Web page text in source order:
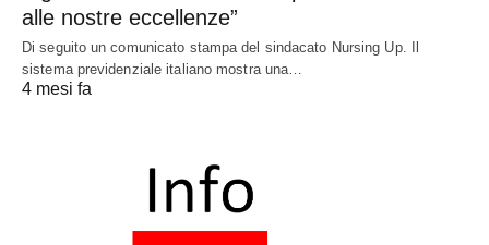
alle nostre eccellenze”
Di seguito un comunicato stampa del sindacato Nursing Up. Il
sistema previdenziale italiano mostra una…
4 mesi fa